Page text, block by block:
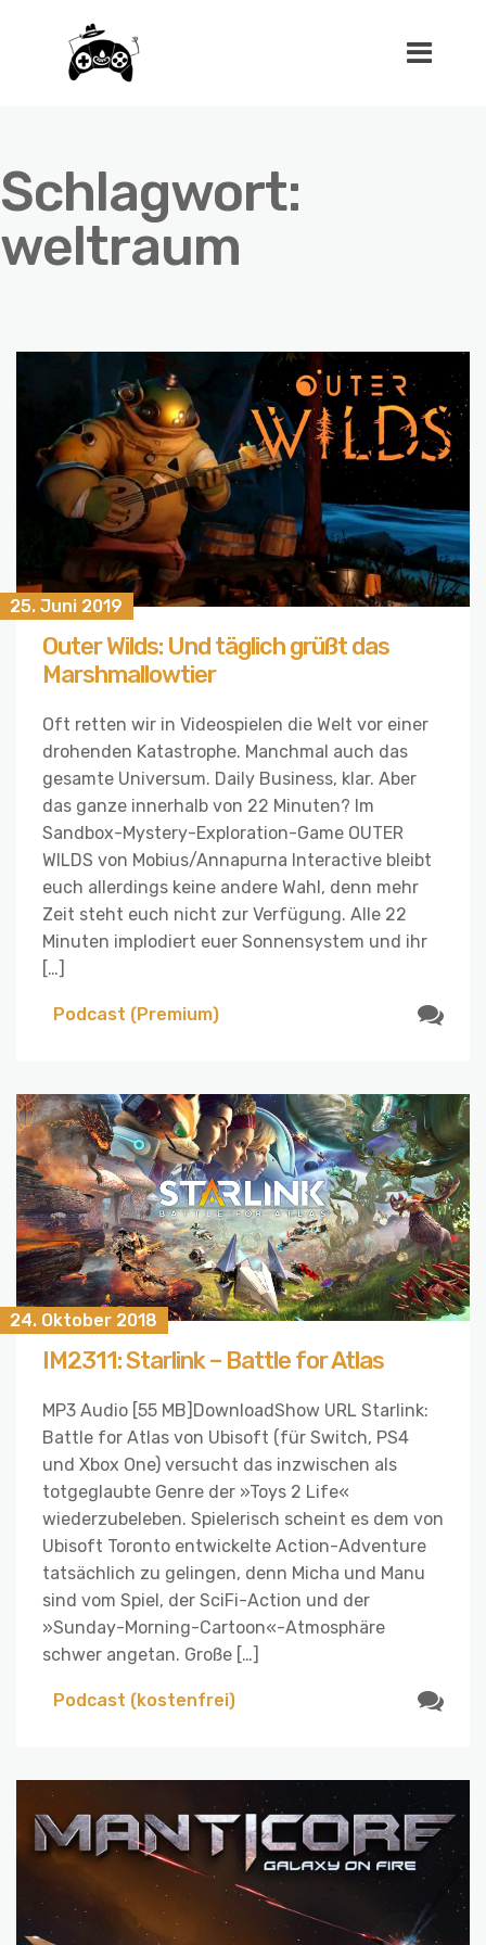
Schlagwort:
weltraum
25. Juni 2019
Outer Wilds: Und täglich grüßt das
Marshmallowtier
Oft retten wir in Videospielen die Welt vor einer
drohenden Katastrophe. Manchmal auch das
gesamte Universum. Daily Business, klar. Aber
das ganze innerhalb von 22 Minuten? Im
Sandbox-Mystery-Exploration-Game OUTER
WILDS von Mobius/Annapurna Interactive bleibt
euch allerdings keine andere Wahl, denn mehr
Zeit steht euch nicht zur Verfügung. Alle 22
Minuten implodiert euer Sonnensystem und ihr
[…]
Podcast (Premium)
24. Oktober 2018
IM2311: Starlink – Battle for Atlas
MP3 Audio [55 MB]DownloadShow URL Starlink:
Battle for Atlas von Ubisoft (für Switch, PS4
und Xbox One) versucht das inzwischen als
totgeglaubte Genre der »Toys 2 Life«
wiederzubeleben. Spielerisch scheint es dem von
Ubisoft Toronto entwickelte Action-Adventure
tatsächlich zu gelingen, denn Micha und Manu
sind vom Spiel, der SciFi-Action und der
»Sunday-Morning-Cartoon«-Atmosphäre
schwer angetan. Große […]
Podcast (kostenfrei)